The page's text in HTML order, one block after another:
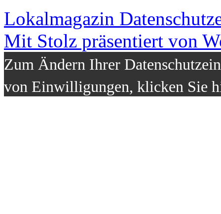
Lokalmagazin
Mit Stolz präsentiert von
Zum Ändern Ihrer
von Einwilligungen, klicken Sie